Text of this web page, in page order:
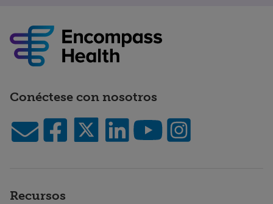
Conéctese con nosotros
Recursos